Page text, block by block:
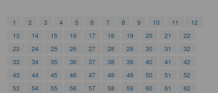
1 2 3 4 5 6 7 8 9 10 11
12
13
14 15 16 17 18 19 20 21
22
23
24 25 26 27 28 29 30 31
32
33
34 35 36 37 38 39 40 41
42
43
44 45 46 47 48 49 50 51
52
53
54 55 56 57 58 59 60 61
62